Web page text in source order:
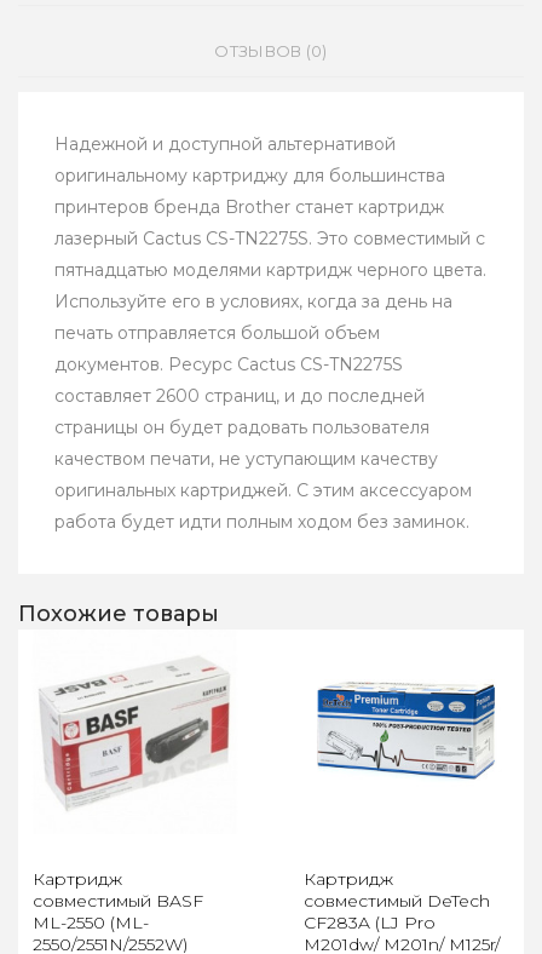
ОТЗЫВОВ (0)
Надежной и доступной альтернативой
оригинальному картриджу для большинства
принтеров бренда Brother станет картридж
лазерный Cactus CS-TN2275S. Это совместимый с
пятнадцатью моделями картридж черного цвета.
Используйте его в условиях, когда за день на
печать отправляется большой объем
документов. Ресурс Cactus CS-TN2275S
составляет 2600 страниц, и до последней
страницы он будет радовать пользователя
качеством печати, не уступающим качеству
оригинальных картриджей. С этим аксессуаром
работа будет идти полным ходом без заминок.
Похожие товары
Картридж
совместимый BASF
ML-2550 (ML-
2550/2551N/2552W)
Картридж
совместимый DeTech
CF283A (LJ Pro
M201dw/ M201n/ M125r/